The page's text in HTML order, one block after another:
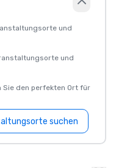
und
und
Sie den perfekten Ort für
suchen